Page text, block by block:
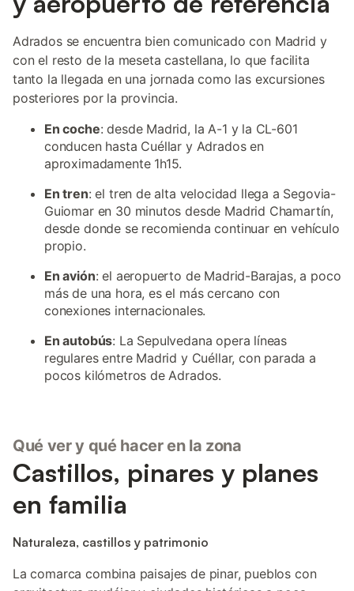
Adrados se encuentra bien comunicado con Madrid y
con el resto de la meseta castellana, lo que facilita
tanto la llegada en una jornada como las excursiones
posteriores por la provincia.
En coche: desde Madrid, la A-1 y la CL-601
conducen hasta Cuéllar y Adrados en
aproximadamente 1h15.
En tren: el tren de alta velocidad llega a Segovia-
Guiomar en 30 minutos desde Madrid Chamartín,
desde donde se recomienda continuar en vehículo
propio.
En avión: el aeropuerto de Madrid-Barajas, a poco
más de una hora, es el más cercano con
conexiones internacionales.
En autobús: La Sepulvedana opera líneas
regulares entre Madrid y Cuéllar, con parada a
pocos kilómetros de Adrados.
Qué ver y qué hacer en la zona
Castillos, pinares y planes
en familia
Naturaleza, castillos y patrimonio
La comarca combina paisajes de pinar, pueblos con